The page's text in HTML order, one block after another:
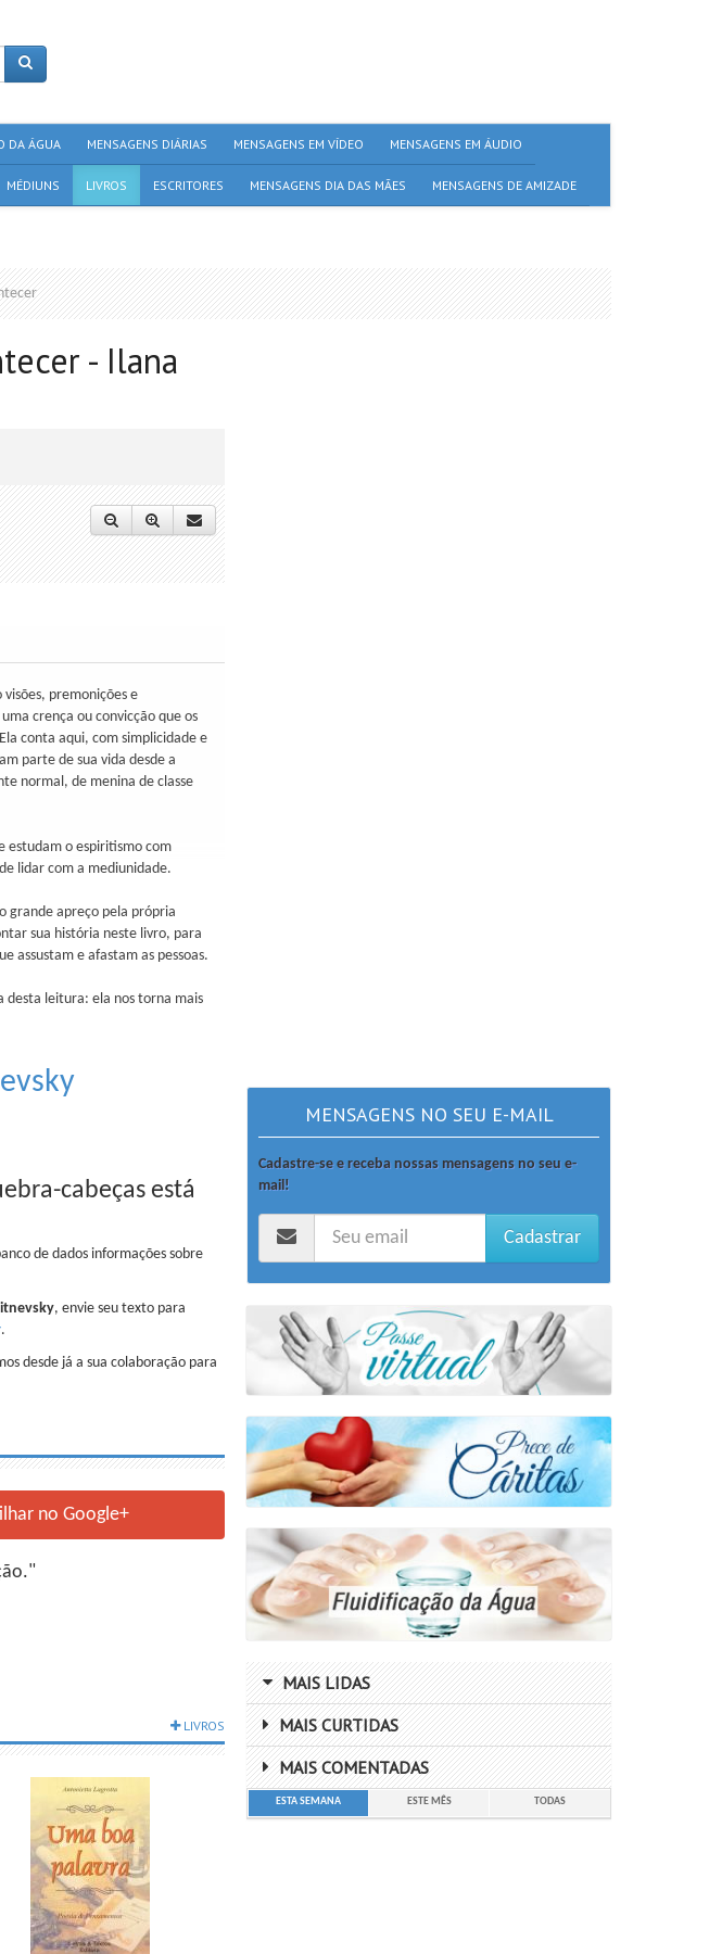
DA ÁGUA MENSAGENS DIÁRIAS MENSAGENS EM VÍDEO MENSAGENS EM ÁUDIO
MÉDIUNS LIVROS ESCRITORES MENSAGENS DIA DAS MÃES MENSAGENS DE AMIZADE
- Ilana
visões, premonições e
crença ou convicção que os
conta aqui, com simplicidade e
parte de sua vida desde a
normal, de menina de classe
estudam o espiritismo com
lidar com a mediunidade.
grande apreço pela própria
sua história neste livro, para
assustam e afastam as pessoas.
desta leitura: ela nos torna mais
cabeças está
de dados informações sobre
, envie seu texto para
.
desde já a sua colaboração para
no Google+
LIVROS
MENSAGENS NO SEU E-MAIL
Cadastre-se e receba nossas mensagens no seu e-
mail!
Cadastrar
MAIS LIDAS
MAIS CURTIDAS
MAIS COMENTADAS
ESTA SEMANA ESTE MÊS TODAS